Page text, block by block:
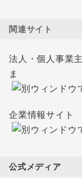
関連サイト
法人・個人事業
ま
企業情報サイト
公式メディア